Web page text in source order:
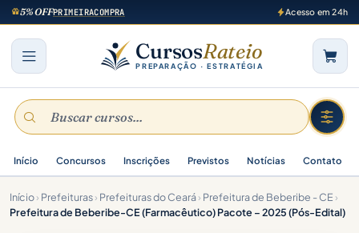
5% OFFPRIMEIRACOMPRA Acesso em 24h
CursosRateio
PREPARAÇÃO · ESTRATÉGIA
Início Concursos Inscrições Previstos Notícias Contato
Início› Prefeituras› Prefeituras do Ceará› Prefeitura de Beberibe - CE ›
Prefeitura de Beberibe-CE (Farmacêutico) Pacote – 2025 (Pós-Edital)